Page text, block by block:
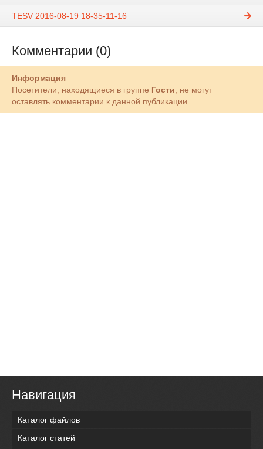
TESV 2016-08-19 18-35-11-16
Комментарии (0)
Информация
Посетители, находящиеся в группе Гости, не могут
оставлять комментарии к данной публикации.
Навигация
Каталог файлов
Каталог статей